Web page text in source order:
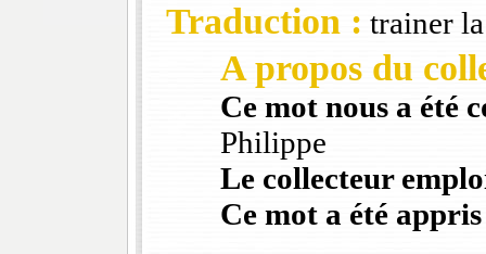
Traduction : trainer
A propos du
Ce mot nous a été
Philippe
Le collecteur
Ce mot a été